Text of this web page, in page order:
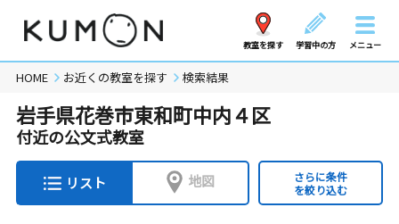
教室を探す 学習中の方 メニュー
HOME お近くの教室を探す 検索結果
岩手県花巻市東和町中内４区
付近の公文式教室
リスト 地図
さらに条件
を絞り込む